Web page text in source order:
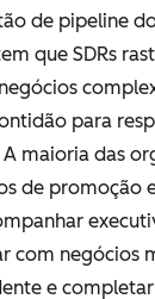
de pipeline
que SDRs
para
maioria das
de promoção
com negócios
e